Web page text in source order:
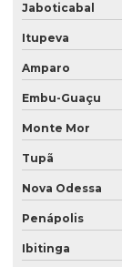
Saco valvulado
Saco valvulado
Saco valvulado
Saco valvulado
Saco valvulado
Saco valvulado de
Saco valvulado de
Jaboticabal
Itupeva
Amparo
Embu-Guaçu
Monte Mor
Tupã
Nova Odessa
Penápolis
Ibitinga